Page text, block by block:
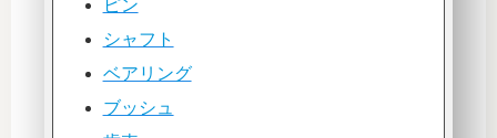
ピン
シャフト
ベアリング
ブッシュ